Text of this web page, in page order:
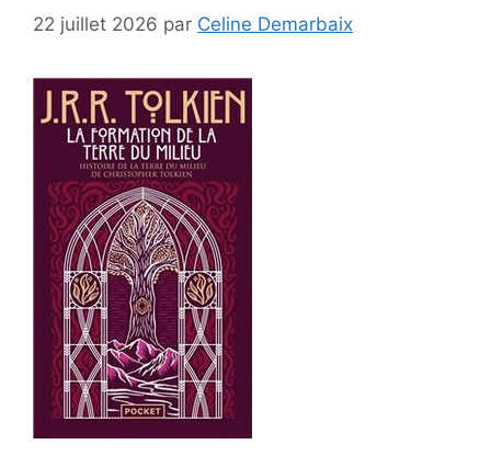
22 juillet 2026 par Celine Demarbaix